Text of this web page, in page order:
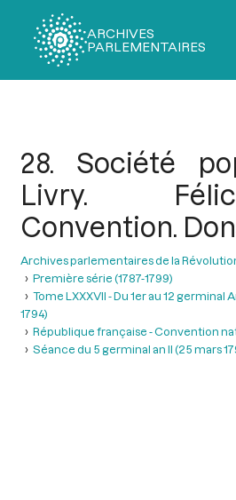
ARCHIVES
PARLEMENTAIRES
28. Société
Livry.
Convention.
Archives parlementaires de la
Première série (1787-1799)
Tome LXXXVII - Du 1er au 12 germinal
1794)
République française - Convention
Séance du 5 germinal an II (25 mars